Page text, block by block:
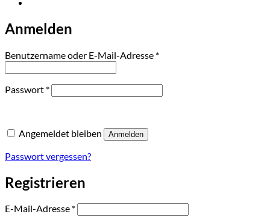
Anmelden
Benutzername oder E-Mail-Adresse *Erforderlich
Passwort *Erforderlich
Angemeldet bleiben Anmelden
Passwort vergessen?
Registrieren
E-Mail-Adresse *Erforderlich